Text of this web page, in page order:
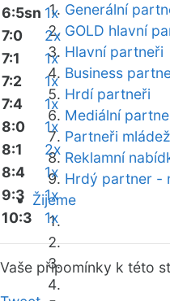
Generální
GOLD hlavní
Hlavní partneři
Business
Hrdí partneři
Mediální
Partneři
Reklamní
Hrdý partner -
Žijeme
6:5sn 1x
7:0
2x
7:1
1x
7:2
1x
7:4
1x
8:0
1x
8:1
2x
8:4
1x
9:3
1x
10:3
1x
Vaše připomínky k této